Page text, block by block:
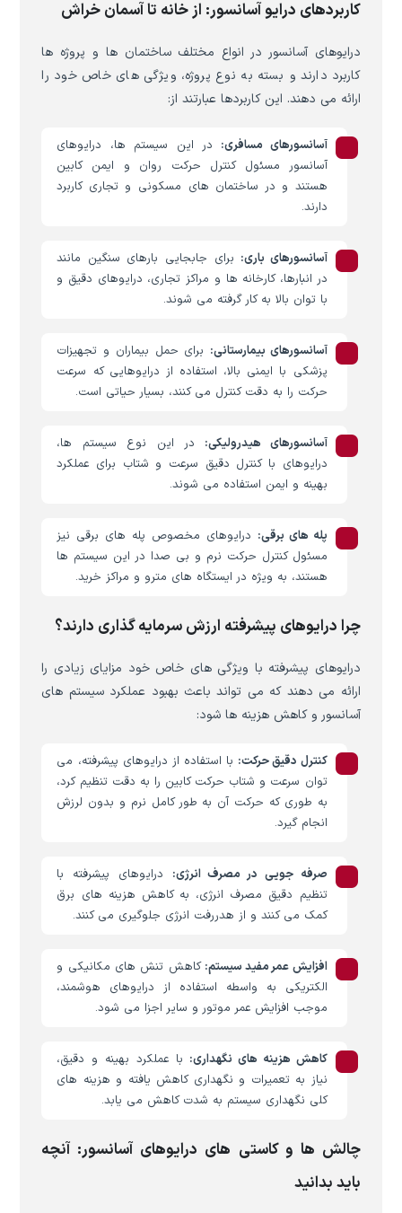
کاربردهای درایو آسانسور: از خانه تا آسمان خراش
درایوهای آسانسور در انواع مختلف ساختمان ها و پروژه ها
کاربرد دارند و بسته به نوع پروژه، ویژگی های خاص خود را
ارائه می دهند. این کاربردها عبارتند از:
آسانسورهای مسافری: در این سیستم ها، درایوهای
آسانسور مسئول کنترل حرکت روان و ایمن کابین
هستند و در ساختمان های مسکونی و تجاری کاربرد
دارند.
آسانسورهای باری: برای جابجایی بارهای سنگین مانند
در انبارها، کارخانه ها و مراکز تجاری، درایوهای دقیق و
با توان بالا به کار گرفته می شوند.
آسانسورهای بیمارستانی: برای حمل بیماران و تجهیزات
پزشکی با ایمنی بالا، استفاده از درایوهایی که سرعت
حرکت را به دقت کنترل می کنند، بسیار حیاتی است.
آسانسورهای هیدرولیکی: در این نوع سیستم ها،
درایوهای با کنترل دقیق سرعت و شتاب برای عملکرد
بهینه و ایمن استفاده می شوند.
پله های برقی: درایوهای مخصوص پله های برقی نیز
مسئول کنترل حرکت نرم و بی صدا در این سیستم ها
هستند، به ویژه در ایستگاه های مترو و مراکز خرید.
چرا درایوهای پیشرفته ارزش سرمایه گذاری دارند؟
درایوهای پیشرفته با ویژگی های خاص خود مزایای زیادی را
ارائه می دهند که می تواند باعث بهبود عملکرد سیستم های
آسانسور و کاهش هزینه ها شود:
کنترل دقیق حرکت: با استفاده از درایوهای پیشرفته، می
توان سرعت و شتاب حرکت کابین را به دقت تنظیم کرد،
به طوری که حرکت آن به طور کامل نرم و بدون لرزش
انجام گیرد.
صرفه جویی در مصرف انرژی: درایوهای پیشرفته با
تنظیم دقیق مصرف انرژی، به کاهش هزینه های برق
کمک می کنند و از هدررفت انرژی جلوگیری می کنند.
افزایش عمر مفید سیستم: کاهش تنش های مکانیکی و
الکتریکی به واسطه استفاده از درایوهای هوشمند،
موجب افزایش عمر موتور و سایر اجزا می شود.
کاهش هزینه های نگهداری: با عملکرد بهینه و دقیق،
نیاز به تعمیرات و نگهداری کاهش یافته و هزینه های
کلی نگهداری سیستم به شدت کاهش می یابد.
چالش ها و کاستی های درایوهای آسانسور: آنچه
باید بدانید